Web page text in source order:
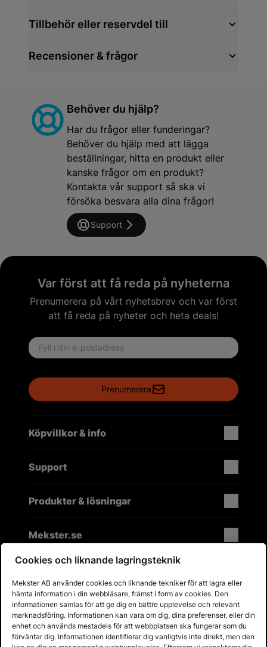
Tillbehör eller reservdel till
Recensioner & frågor
Behöver du hjälp?
Har du frågor eller funderingar?
Behöver du hjälp med att lägga
beställningar, hitta en produkt eller
kanske frågor om en produkt?
Kontakta vår support så ska vi
försöka besvara alla dina frågor!
Support
Var först att få reda på nyheterna
Prenumerera på vårt nyhetsbrev och var först
att få reda på nyheter och heta deals!
Email address
Prenumerera
Köpvillkor & info
Support
Produkter & lösningar
Mekster.se
Prisgaranti på reservdelar
Lager i Sverige
60 dagars öppet köp
Fria returer
Cookies och liknande lagringsteknik
Mekster AB använder cookies och liknande tekniker för att lagra eller
hämta information i din webbläsare, främst i form av cookies. Den
informationen samlas för att ge dig en bättre upplevelse och relevant
marknadsföring. Informationen kan vara om dig, dina preferenser, eller din
enhet och används mestadels för att webbplatsen ska fungerar som du
förväntar dig. Informationen identifierar dig vanligtvis inte direkt, men den